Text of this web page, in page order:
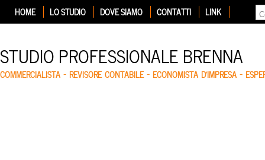
HOME LO STUDIO DOVE SIAMO CONTATTI LINK
STUDIO PROFESSIONALE BRENNA
COMMERCIALISTA – REVISORE CONTABILE – ECONOMISTA D'IMPRESA –